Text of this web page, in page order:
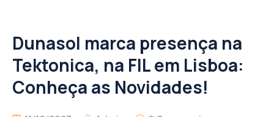
Dunasol marca presença na
Tektonica, na FIL em Lisboa:
Conheça as Novidades!